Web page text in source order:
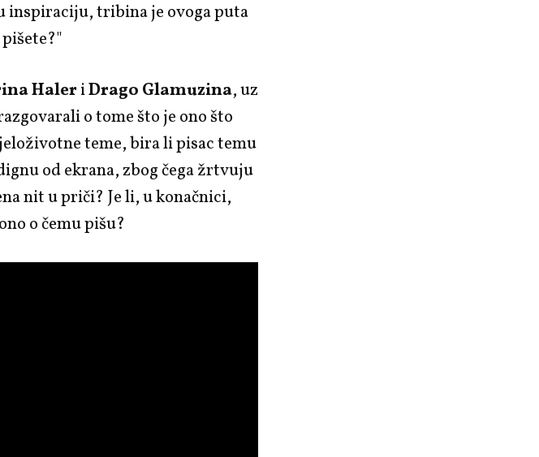
inspiraciju, tribina je ovoga puta
HaleriDrago Glamuzina, uz
o tome što je ono što
teme, bira li pisac temu
od ekrana, zbog čega žrtvuju
nit u priči? Je li, u konačnici,
o čemu pišu?